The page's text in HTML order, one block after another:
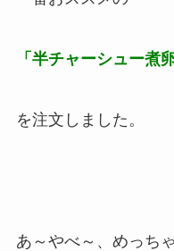
「半チャーシュー煮
を注文しました。
あ～やべ～、めっち